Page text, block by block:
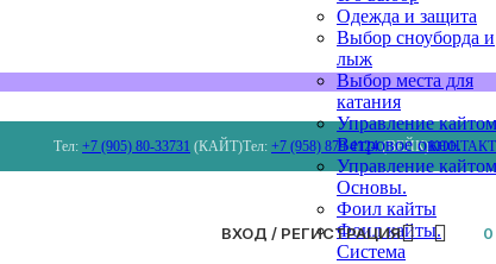
Тел: +7 (905) 80-33731 (КАЙТ)Тел: +7 (958) 879 4124(ВЕЙК)
ВХОД / РЕГИСТРАЦИЯ 0
Одежда и защита
Выбор сноуборда и
лыж
Выбор места для
катания
Управление
Ветровое окно.
Управление
Основы.
Фоил кайты
Фоил кайты.
Система